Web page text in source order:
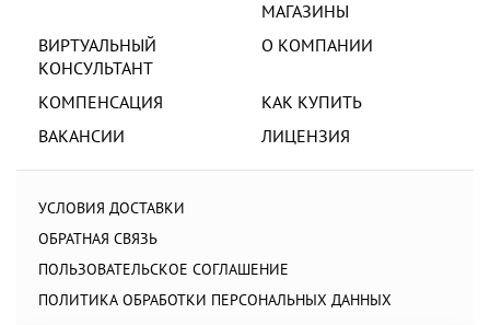
МАГАЗИНЫ
ВИРТУАЛЬНЫЙ
КОНСУЛЬТАНТ
О КОМПАНИИ
КОМПЕНСАЦИЯ
КАК КУПИТЬ
ВАКАНСИИ
ЛИЦЕНЗИЯ
УСЛОВИЯ ДОСТАВКИ
ОБРАТНАЯ СВЯЗЬ
ПОЛЬЗОВАТЕЛЬСКОЕ СОГЛАШЕНИЕ
ПОЛИТИКА ОБРАБОТКИ ПЕРСОНАЛЬНЫХ ДАННЫХ